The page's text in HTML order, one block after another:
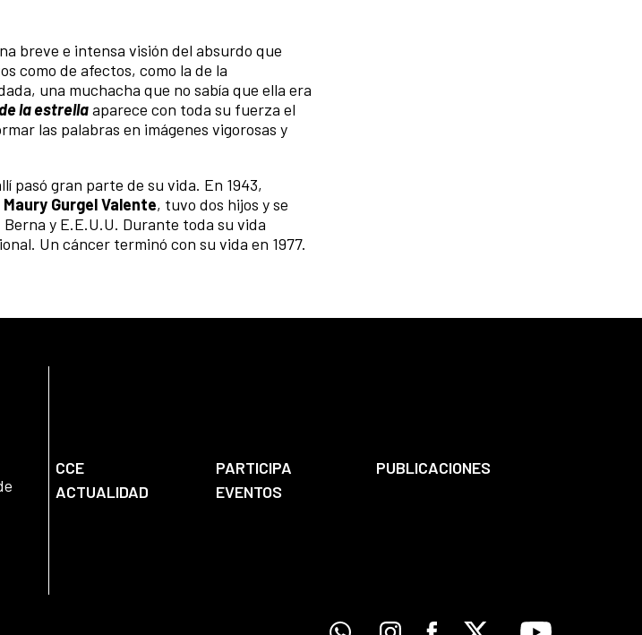
breve e intensa visión del absurdo que
como de afectos, como la de la
una muchacha que no sabía que ella era
la estrellaaparece con toda su fuerza el
las palabras en imágenes vigorosas y
pasó gran parte de su vida. En 1943,
Maury Gurgel Valente, tuvo dos hijos y se
y E.E.U.U. Durante toda su vida
Un cáncer terminó con su vida en 1977.
CCE PARTICIPA
PUBLICACIONES
ACTUALIDAD
EVENTOS
WhatsappInstagramFacebook
X Youtube